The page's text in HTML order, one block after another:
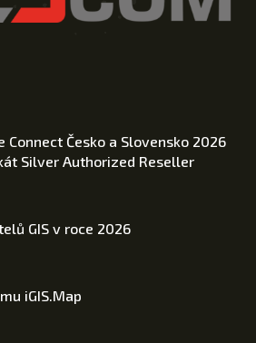
Connect Česko a Slovensko 2026
Silver Authorized Reseller
GIS v roce 2026
iGIS.Map